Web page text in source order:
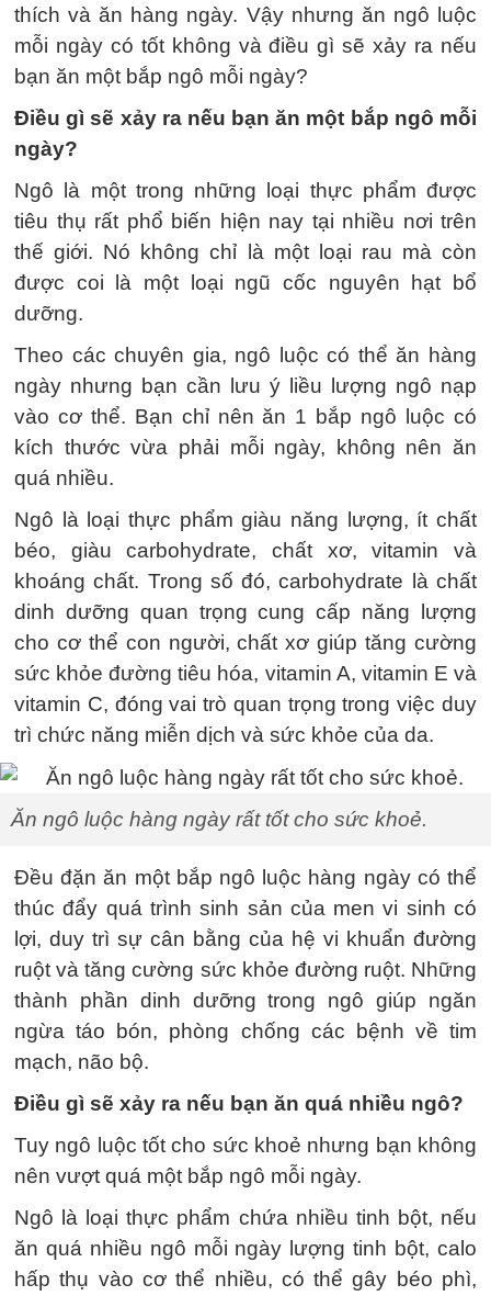
thích và ăn hàng ngày. Vậy nhưng ăn ngô luộc
mỗi ngày có tốt không và điều gì sẽ xảy ra nếu
bạn ăn một bắp ngô mỗi ngày?
Điều gì sẽ xảy ra nếu bạn ăn một bắp ngô mỗi
ngày?
Ngô là một trong những loại thực phẩm được
tiêu thụ rất phổ biến hiện nay tại nhiều nơi trên
thế giới. Nó không chỉ là một loại rau mà còn
được coi là một loại ngũ cốc nguyên hạt bổ
dưỡng.
Theo các chuyên gia, ngô luộc có thể ăn hàng
ngày nhưng bạn cần lưu ý liều lượng ngô nạp
vào cơ thể. Bạn chỉ nên ăn 1 bắp ngô luộc có
kích thước vừa phải mỗi ngày, không nên ăn
quá nhiều.
Ngô là loại thực phẩm giàu năng lượng, ít chất
béo, giàu carbohydrate, chất xơ, vitamin và
khoáng chất. Trong số đó, carbohydrate là chất
dinh dưỡng quan trọng cung cấp năng lượng
cho cơ thể con người, chất xơ giúp tăng cường
sức khỏe đường tiêu hóa, vitamin A, vitamin E và
vitamin C, đóng vai trò quan trọng trong việc duy
trì chức năng miễn dịch và sức khỏe của da.
Ăn ngô luộc hàng ngày rất tốt cho sức khoẻ.
Đều đặn ăn một bắp ngô luộc hàng ngày có thể
thúc đẩy quá trình sinh sản của men vi sinh có
lợi, duy trì sự cân bằng của hệ vi khuẩn đường
ruột và tăng cường sức khỏe đường ruột. Những
thành phần dinh dưỡng trong ngô giúp ngăn
ngừa táo bón, phòng chống các bệnh về tim
mạch, não bộ.
Điều gì sẽ xảy ra nếu bạn ăn quá nhiều ngô?
Tuy ngô luộc tốt cho sức khoẻ nhưng bạn không
nên vượt quá một bắp ngô mỗi ngày.
Ngô là loại thực phẩm chứa nhiều tinh bột, nếu
ăn quá nhiều ngô mỗi ngày lượng tinh bột, calo
hấp thụ vào cơ thể nhiều, có thể gây béo phì,